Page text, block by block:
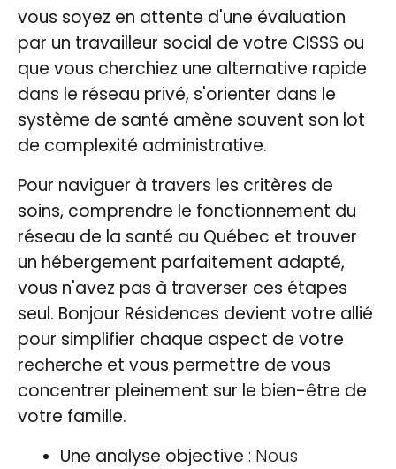
vous soyez en attente d'une évaluation
par un travailleur social de votre CISSS ou
que vous cherchiez une alternative rapide
dans le réseau privé, s'orienter dans le
système de santé amène souvent son lot
de complexité administrative.
Pour naviguer à travers les critères de
soins, comprendre le fonctionnement du
réseau de la santé au Québec et trouver
un hébergement parfaitement adapté,
vous n'avez pas à traverser ces étapes
seul. Bonjour Résidences devient votre allié
pour simplifier chaque aspect de votre
recherche et vous permettre de vous
concentrer pleinement sur le bien-être de
votre famille.
Une analyse objective : Nous